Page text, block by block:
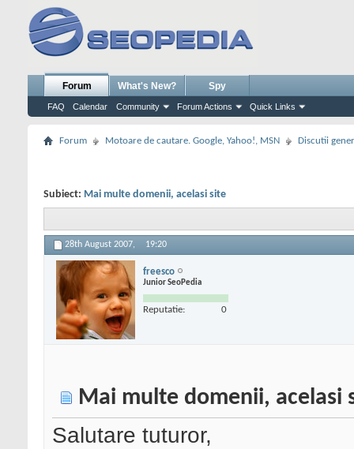
Forum
FAQ Calendar Community Forum Actions Quick Links
What's New? Spy
Forum Motoare de cautare. Google, Yahoo!, MSN Discutii
Subiect: Mai multe domenii, acelasi site
28th August 2007, 19:20
freesco
Junior SeoPedia
Reputatie: 0
Mai multe domenii, acelasi
Salutare tuturor,